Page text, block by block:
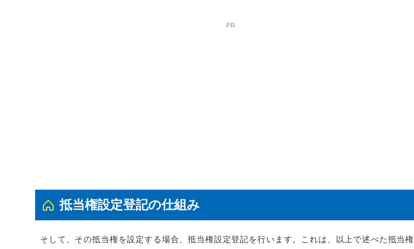
PR
抵当権設定登記の仕組み
そして、その抵当権を設定する場合、抵当権設定登記を行います。これは、以上で述べた抵当権